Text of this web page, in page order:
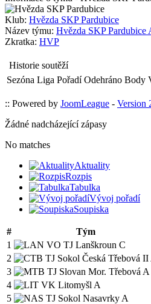
Klub: Hvězda SKP Pardubice
Název týmu: Hvězda SKP Pardubice
Zkratka: HVP
Historie soutěží
Sezóna Liga Pořadí Odehráno Body
:: Powered by JoomLeague - Version
Žádné nadcházející zápasy
No matches
Aktuality
Rozpis
Tabulka
Vývoj pořadí
Soupiska
# Tým
1
VO TJ Lanškroun C
2
TJ Sokol Česká Třebová II
3
TJ Slovan Mor. Třebová A
4
VK Litomyšl A
5
TJ Sokol Nasavrky A